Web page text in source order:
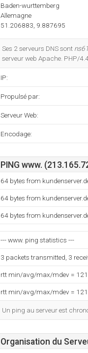
Baden-wurttemberg
Allemagne
51.206883, 9.887695
Ses 2 serveurs DNS sont
serveur web Apache. PHP/
IP:
Propulsé par:
Serveur Web:
Encodage:
PING www.
64 bytes from
64 bytes from
64 bytes from
--- www. ping statistics ---
3 packets transmitted, 3
rtt min/avg/max/mdev =
rtt min/avg/max/mdev =
Un ping au serveur est
Organisation du